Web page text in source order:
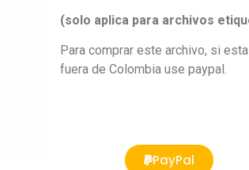
(solo aplica para archivos
Para comprar este archivo, si
fuera de Colombia use paypal.
PayPal